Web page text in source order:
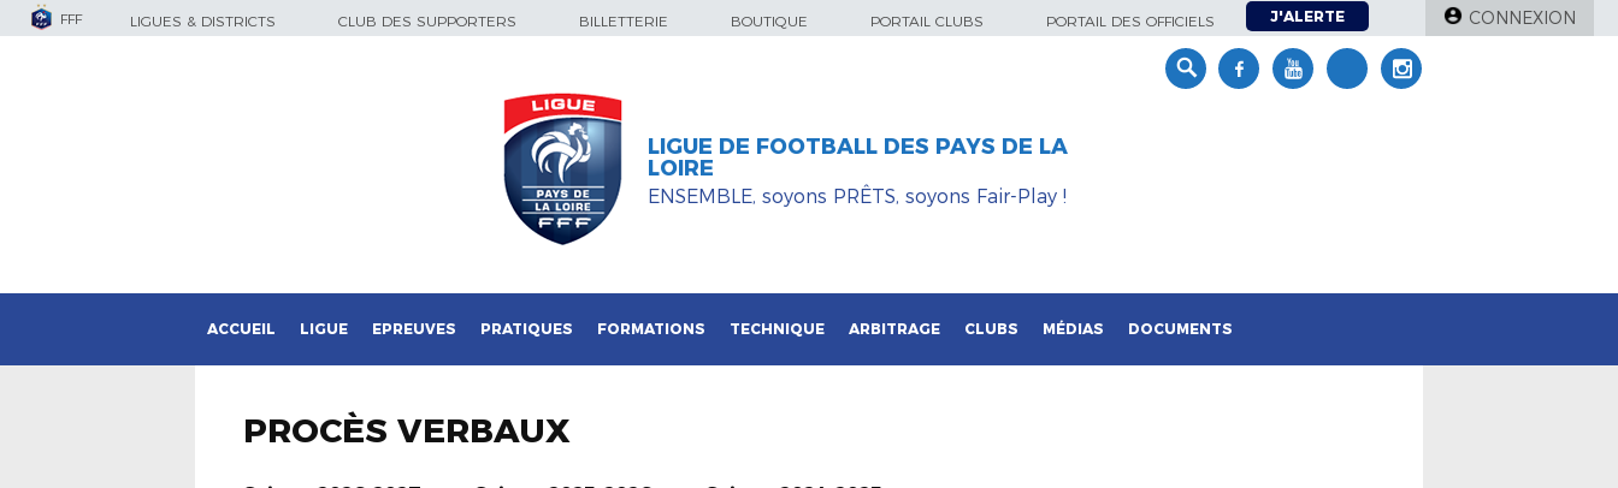
FFF LIGUES & DISTRICTS CLUB DES SUPPORTERS BILLETTERIE BOUTIQUE PORTAIL CLUBS PORTAIL DES OFFICIELS J'ALERTE CONNEXION
LIGUE DE FOOTBALL DES PAYS DE LA
LOIRE
ENSEMBLE, soyons PRÊTS, soyons Fair-Play !
ACCUEIL LIGUE EPREUVES PRATIQUES FORMATIONS TECHNIQUE ARBITRAGE CLUBS MÉDIAS DOCUMENTS
PROCÈS VERBAUX